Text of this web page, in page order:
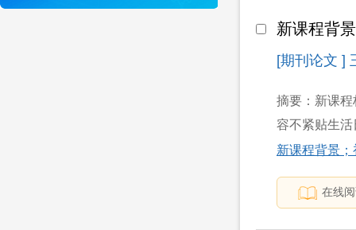
新课程背
[期刊论文 ]
摘要：新课
容不紧贴生
新课程背景
在线